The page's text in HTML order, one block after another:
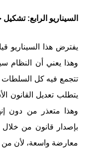
السيناريو الرابع:
يفترض هذا السيناريو
وهذا يعني أن النظام
تتجمع فيه كل السلطات
يتطلب تعديل القانون
وهذا متعذر من دون
بإصدار قانون من
معارضة واسعة، لأن من